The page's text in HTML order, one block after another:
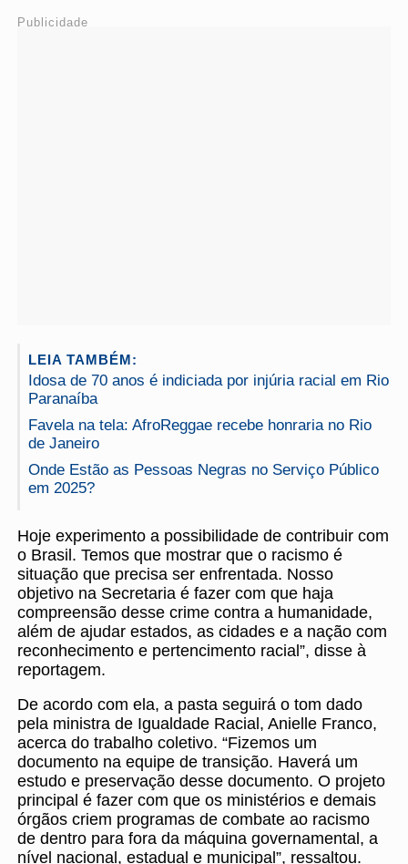
Publicidade
LEIA TAMBÉM:
Idosa de 70 anos é indiciada por injúria racial em Rio
Paranaíba
Favela na tela: AfroReggae recebe honraria no Rio
de Janeiro
Onde Estão as Pessoas Negras no Serviço Público
em 2025?
Hoje experimento a possibilidade de contribuir com
o Brasil. Temos que mostrar que o racismo é
situação que precisa ser enfrentada. Nosso
objetivo na Secretaria é fazer com que haja
compreensão desse crime contra a humanidade,
além de ajudar estados, as cidades e a nação com
reconhecimento e pertencimento racial”, disse à
reportagem.
De acordo com ela, a pasta seguirá o tom dado
pela ministra de Igualdade Racial, Anielle Franco,
acerca do trabalho coletivo. “Fizemos um
documento na equipe de transição. Haverá um
estudo e preservação desse documento. O projeto
principal é fazer com que os ministérios e demais
órgãos criem programas de combate ao racismo
de dentro para fora da máquina governamental, a
nível nacional, estadual e municipal”, ressaltou.